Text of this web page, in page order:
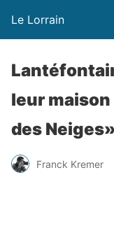
Le Lorrain
leur maison
des
Franck Kremer